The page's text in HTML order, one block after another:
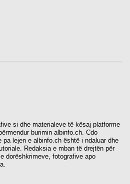
si dhe materialeve të kësaj platforme
burimin albinfo.ch. Cdo
lejen e albinfo.ch është i ndaluar dhe
Redaksia e mban të drejtën për
dorëshkrimeve, fotografive apo